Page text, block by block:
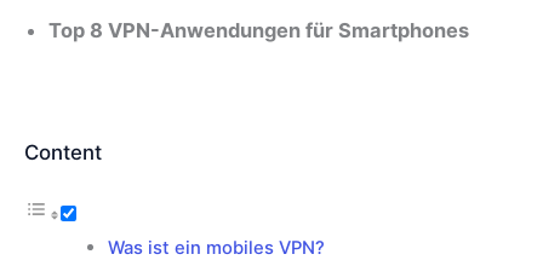
Top 8 VPN-Anwendungen für Smartphones
Content
Was ist ein mobiles VPN?